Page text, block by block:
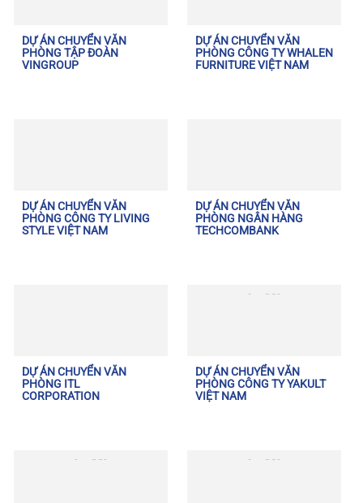
DỰ ÁN CHUYỂN VĂN
PHÒNG TẬP ĐOÀN
VINGROUP
DỰ ÁN CHUYỂN VĂN
PHÒNG CÔNG TY WHALEN
FURNITURE VIỆT NAM
DỰ ÁN CHUYỂN VĂN
PHÒNG CÔNG TY LIVING
STYLE VIỆT NAM
DỰ ÁN CHUYỂN VĂN
PHÒNG NGÂN HÀNG
TECHCOMBANK
DỰ ÁN CHUYỂN VĂN
PHÒNG ITL
CORPORATION
DỰ ÁN CHUYỂN VĂN
PHÒNG CÔNG TY YAKULT
VIỆT NAM